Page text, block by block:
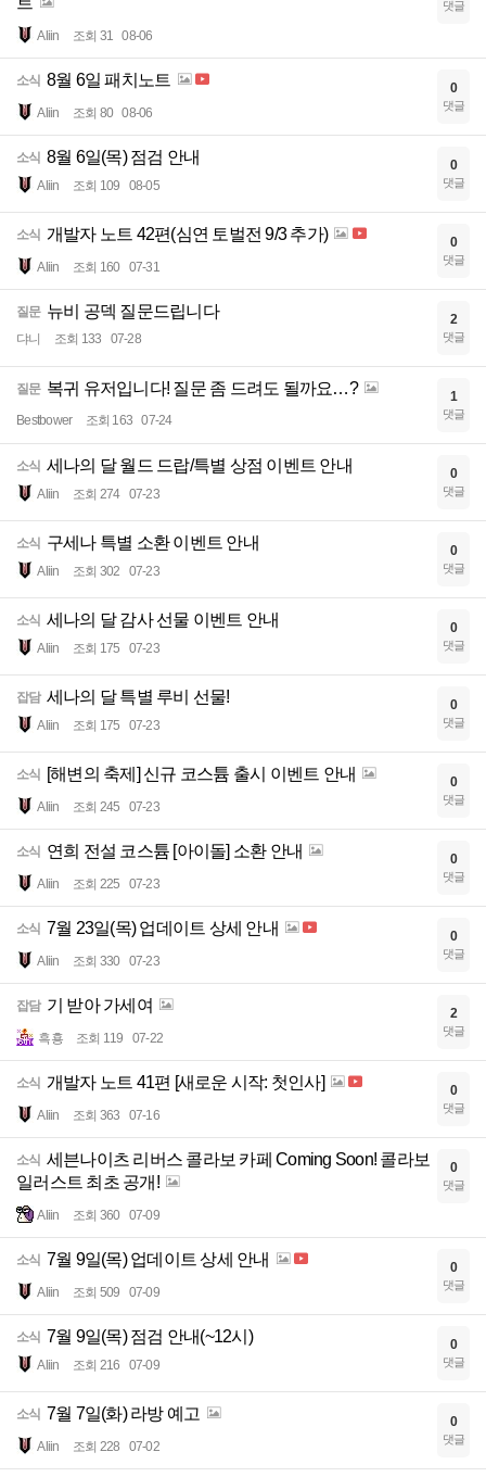
Aliin 조회 31 08-06
댓글
소식 8월 6일 패치노트
Aliin 조회 80 08-06
0
댓글
소식 8월 6일(목) 점검 안내
Aliin 조회 109 08-05
0
댓글
소식 개발자 노트 42편(심연 토벌전 9/3 추가)
Aliin 조회 160 07-31
0
댓글
질문 뉴비 공덱 질문드립니다
댜니 조회 133 07-28
2
댓글
질문 복귀 유저입니다! 질문 좀 드려도 될까요…?
Bestbower 조회 163 07-24
1
댓글
소식 세나의 달 월드 드랍/특별 상점 이벤트 안내
Aliin 조회 274 07-23
0
댓글
소식 구세나 특별 소환 이벤트 안내
Aliin 조회 302 07-23
0
댓글
소식 세나의 달 감사 선물 이벤트 안내
Aliin 조회 175 07-23
0
댓글
잡담 세나의 달 특별 루비 선물!
Aliin 조회 175 07-23
0
댓글
소식 [해변의 축제] 신규 코스튬 출시 이벤트 안내
Aliin 조회 245 07-23
0
댓글
소식 연희 전설 코스튬 [아이돌] 소환 안내
Aliin 조회 225 07-23
0
댓글
소식 7월 23일(목) 업데이트 상세 안내
Aliin 조회 330 07-23
0
댓글
잡담 기 받아 가세여
흑횽 조회 119 07-22
2
댓글
소식 개발자 노트 41편 [새로운 시작: 첫인사]
Aliin 조회 363 07-16
0
댓글
소식 세븐나이츠 리버스 콜라보 카페 Coming Soon! 콜라보
일러스트 최초 공개!
Aliin 조회 360 07-09
0
댓글
소식 7월 9일(목) 업데이트 상세 안내
Aliin 조회 509 07-09
0
댓글
소식 7월 9일(목) 점검 안내(~12시)
Aliin 조회 216 07-09
0
댓글
소식 7월 7일(화) 라방 예고
Aliin 조회 228 07-02
0
댓글